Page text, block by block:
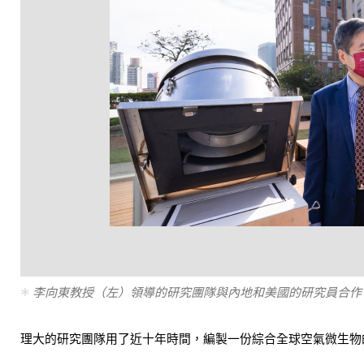
李向東教授（左）領導的研究團隊與內地和美國的研究員合
理大的研究團隊用了近十年時間，編製一份綜合全球空氣微生